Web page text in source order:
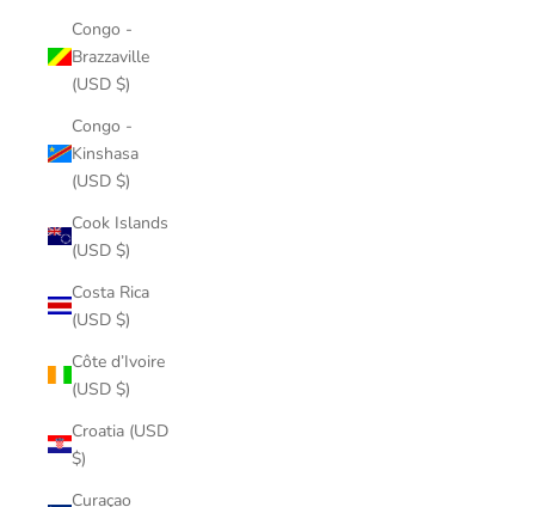
Congo -
Brazzaville
(USD $)
Congo -
Kinshasa
(USD $)
Cook Islands
(USD $)
Costa Rica
(USD $)
Côte d’Ivoire
(USD $)
Croatia (USD
$)
Curaçao